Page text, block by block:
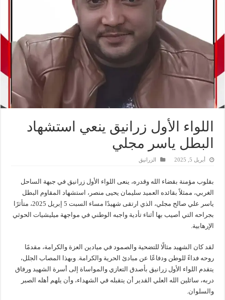
اللواء الأول زرانيق ينعي استشهاد
البطل ياسر مجلي
أبريل 5, 2025 الزرانيق
بقلوب مؤمنة بقضاء الله وقدره، ينعى اللواء الأول زرانيق في جبهة الساحل
الغربي، ممثلاً بقائده العميد سليمان يحيى منصر، استشهاد المقاوم البطل
ياسر علي صالح مجلي، الذي ارتقى شهيدًا مساء السبت 5 إبريل 2025، متأثرًا
بجراحه التي أصيب بها أثناء تأدية واجبه الوطني في مواجهة ميليشيات الحوثي
الإرهابية.
لقد كان الشهيد مثالًا للتضحية والصمود في ميادين العزة والكرامة، مقدمًا
روحه فداءً للوطن ودفاعًا عن مبادئ الحرية والكرامة. وبهذا المصاب الجلل،
يتقدم اللواء الأول زرانيق بأصدق التعازي والمواساة إلى أسرة الشهيد ورفاق
دربه، سائلين الله العلي القدير أن يتقبله في الشهداء، وأن يلهم أهله الصبر
والسلوان.